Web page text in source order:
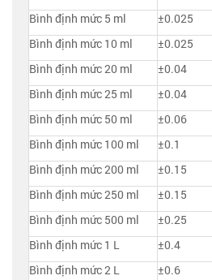
Bình định mức 5 ml
±0.025
Bình định mức 10 ml
±0.025
Bình định mức 20 ml
±0.04
Bình định mức 25 ml
±0.04
Bình định mức 50 ml
±0.06
Bình định mức 100 ml
±0.1
Bình định mức 200 ml
±0.15
Bình định mức 250 ml
±0.15
Bình định mức 500 ml
±0.25
Bình định mức 1 L
±0.4
Bình định mức 2 L
±0.6